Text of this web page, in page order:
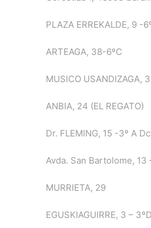
PLAZA ERREKALDE, 9 -
ARTEAGA, 38-6ºC
MUSICO USANDIZAGA,
ANBIA, 24 (EL REGATO)
Dr. FLEMING, 15 -3º A
Avda. San Bartolome, 13
MURRIETA, 29
EGUSKIAGUIRRE, 3 – 3ºD